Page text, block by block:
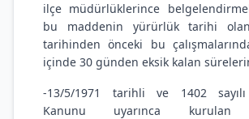
ilçe müdürlüklerince
bu maddenin yürürlük tarihi olan
tarihinden önceki bu
içinde 30 günden eksik kalan
-13/5/1971 tarihli ve 1402 sayılı
Kanunu uyarınca kurulan